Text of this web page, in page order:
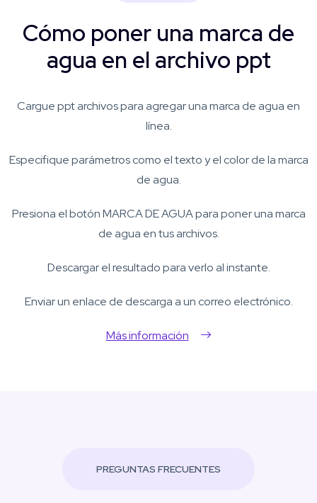
Cómo poner una marca de
agua en el archivo ppt
Cargue ppt archivos para agregar una marca de agua en
línea.
Especifique parámetros como el texto y el color de la marca
de agua.
Presiona el botón MARCA DE AGUA para poner una marca
de agua en tus archivos.
Descargar el resultado para verlo al instante.
Enviar un enlace de descarga a un correo electrónico.
Más información
PREGUNTAS FRECUENTES